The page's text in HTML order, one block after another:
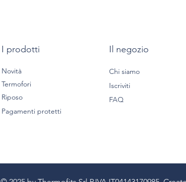
I prodotti
Novità
Termofori
Riposo
Il negozio
Chi siamo
Iscriviti
FAQ
Pagamenti protetti